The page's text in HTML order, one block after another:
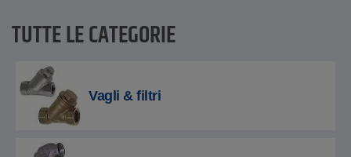
TUTTE LE CATEGORIE
Vagli & filtri